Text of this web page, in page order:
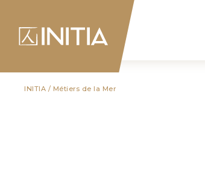
INITIA / Métiers de la Mer